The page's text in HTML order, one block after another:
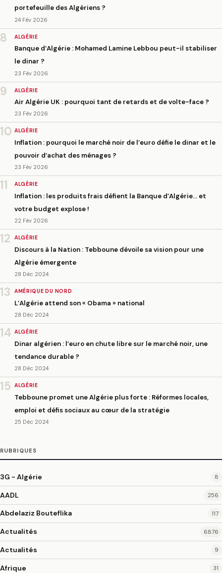
portefeuille des Algériens ?
24 Fév 2026
8 ALGÉRIE
Banque d’Algérie : Mohamed Lamine Lebbou peut-il stabiliser
le dinar ?
23 Fév 2026
9 ALGÉRIE
Air Algérie UK : pourquoi tant de retards et de volte-face ?
23 Fév 2026
10 ALGÉRIE
Inflation : pourquoi le marché noir de l’euro défie le dinar et le
pouvoir d’achat des ménages ?
23 Fév 2026
11 ALGÉRIE
Inflation : les produits frais défient la Banque d’Algérie… et
votre budget explose !
22 Fév 2026
12 ALGÉRIE
Discours à la Nation : Tebboune dévoile sa vision pour une
Algérie émergente
28 Déc 2024
13 AMÉRIQUE DU NORD
L’Algérie attend son « Obama » national
28 Déc 2024
14 ALGÉRIE
Dinar algérien : l’euro en chute libre sur le marché noir, une
tendance durable ?
28 Déc 2024
15 ALGÉRIE
Tebboune promet une Algérie plus forte : Réformes locales,
emploi et défis sociaux au cœur de la stratégie
25 Déc 2024
RUBRIQUES
3G - Algérie 8
AADL 256
Abdelaziz Bouteflika 117
Actualités 6876
Actualités 9
Afrique 31